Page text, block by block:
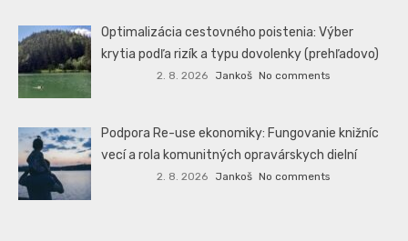
Optimalizácia cestovného poistenia: Výber
krytia podľa rizík a typu dovolenky (prehľadovo)
2. 8. 2026 Jankoš No comments
Podpora Re-use ekonomiky: Fungovanie knižníc
vecí a rola komunitných opravárskych dielní
2. 8. 2026 Jankoš No comments